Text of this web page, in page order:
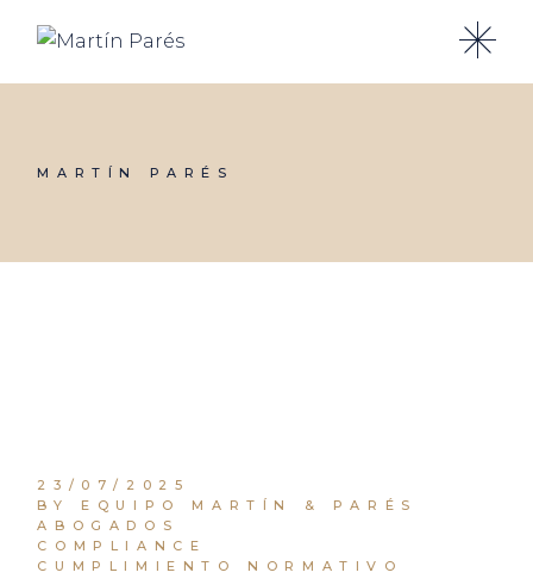
MARTÍN PARÉS
23/07/2025
BY EQUIPO MARTÍN & PARÉS
ABOGADOS
COMPLIANCE
CUMPLIMIENTO NORMATIVO